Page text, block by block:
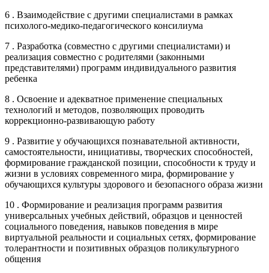
6 . Взаимодействие с другими специалистами в рамках
психолого-медико-педагогического консилиума
7 . Разработка (совместно с другими специалистами) и
реализация совместно с родителями (законными
представителями) программ индивидуального развития
ребенка
8 . Освоение и адекватное применение специальных
технологий и методов, позволяющих проводить
коррекционно-развивающую работу
9 . Развитие у обучающихся познавательной активности,
самостоятельности, инициативы, творческих способностей,
формирование гражданской позиции, способности к труду и
жизни в условиях современного мира, формирование у
обучающихся культуры здорового и безопасного образа жизни
10 . Формирование и реализация программ развития
универсальных учебных действий, образцов и ценностей
социального поведения, навыков поведения в мире
виртуальной реальности и социальных сетях, формирование
толерантности и позитивных образцов поликультурного
общения